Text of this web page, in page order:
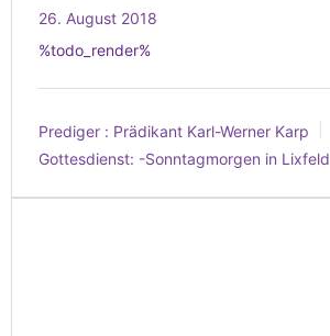
26. August 2018
%todo_render%
Prediger : Prädikant Karl-Werner Karp
Gottesdienst: -Sonntagmorgen in Lixfeld